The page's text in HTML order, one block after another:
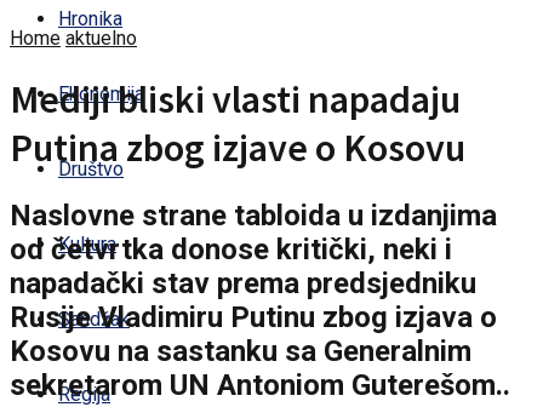
Hronika
Ekonomija
Društvo
Kultura
Sandžak
Regija
Home aktuelno
Mediji bliski vlasti napadaju
Putina zbog izjave o Kosovu
Naslovne strane tabloida u izdanjima
od četvrtka donose kritički, neki i
napadački stav prema predsjedniku
Rusije Vladimiru Putinu zbog izjava o
Kosovu na sastanku sa Generalnim
sekretarom UN Antoniom Guterešom..